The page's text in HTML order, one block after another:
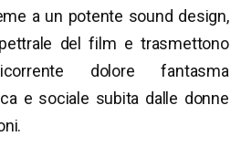
a un potente sound design,
del film e trasmettono
dolore fantasma
e sociale subita dalle donne